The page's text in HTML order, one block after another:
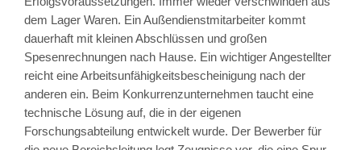
dem Lager Waren. Ein Außendienstmitarbeiter kommt
dauerhaft mit kleinen Abschlüssen und großen
Spesenrechnungen nach Hause. Ein wichtiger Angestellter
reicht eine Arbeitsunfähigkeitsbescheinigung nach der
anderen ein. Beim Konkurrenzunternehmen taucht eine
technische Lösung auf, die in der eigenen
Forschungsabteilung entwickelt wurde. Der Bewerber für